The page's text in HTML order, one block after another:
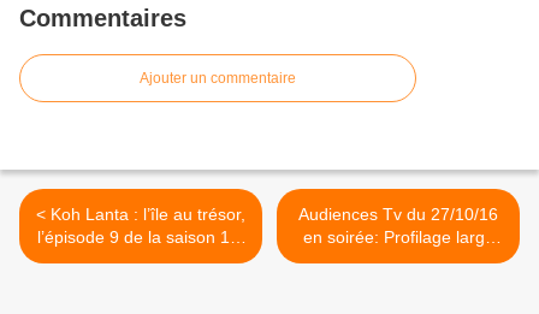
Commentaires
Ajouter un commentaire
< Koh Lanta : l’île au trésor,
l’épisode 9 de la saison 16,
ce soir à 20h55 sur TF1
Audiences Tv du 27/10/16
en soirée: Profilage large
leader. Carton pour